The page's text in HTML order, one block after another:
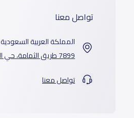
تواصل معنا
المملكة العربية السعودية
7899 طريق الثمامة، حي الربيع، الرياض 11564
تواصل معنا